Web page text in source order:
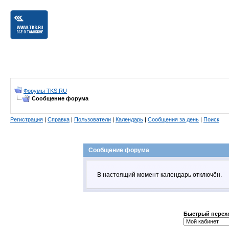
Форумы TKS.RU
Сообщение форума
Регистрация | Справка | Пользователи | Календарь | Сообщения за день | Поиск
Сообщение форума
В настоящий момент календарь отключён.
Быстрый